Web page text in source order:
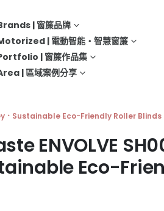
| 窗簾品牌
| 電動智能‧智慧窗簾
| 窗簾作品集
| 區域案例分享
．Sustainable Eco-Friendly Roller Blinds
ENVOLVE
Eco-